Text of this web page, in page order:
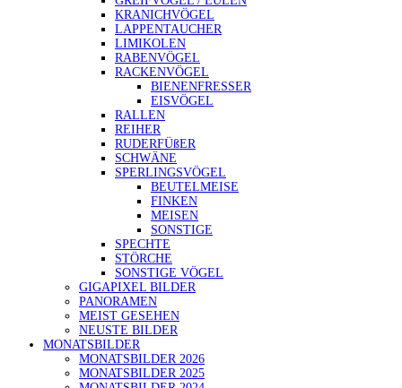
KRANICHVÖGEL
LAPPENTAUCHER
LIMIKOLEN
RABENVÖGEL
RACKENVÖGEL
BIENENFRESSER
EISVÖGEL
RALLEN
REIHER
RUDERFÜßER
SCHWÄNE
SPERLINGSVÖGEL
BEUTELMEISE
FINKEN
MEISEN
SONSTIGE
SPECHTE
STÖRCHE
SONSTIGE VÖGEL
GIGAPIXEL BILDER
PANORAMEN
MEIST GESEHEN
NEUSTE BILDER
MONATSBILDER
MONATSBILDER 2026
MONATSBILDER 2025